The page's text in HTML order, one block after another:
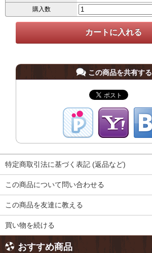
購入数
この商品を共有する
特定商取引法に基づく表記 (返品など)
この商品について問い合わせる
この商品を友達に教える
買い物を続ける
おすすめ商品